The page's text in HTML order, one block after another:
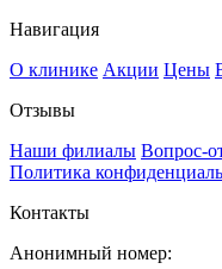
Навигация
О клинике Акции Цены
Отзывы
Наши филиалы Вопрос-
Политика
Контакты
Анонимный номер: